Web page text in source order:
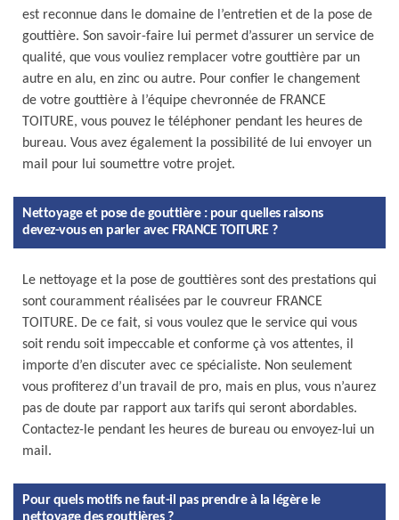
est reconnue dans le domaine de l’entretien et de la pose de
gouttière. Son savoir-faire lui permet d’assurer un service de
qualité, que vous vouliez remplacer votre gouttière par un
autre en alu, en zinc ou autre. Pour confier le changement
de votre gouttière à l’équipe chevronnée de FRANCE
TOITURE, vous pouvez le téléphoner pendant les heures de
bureau. Vous avez également la possibilité de lui envoyer un
mail pour lui soumettre votre projet.
Nettoyage et pose de gouttière : pour quelles raisons
devez-vous en parler avec FRANCE TOITURE ?
Le nettoyage et la pose de gouttières sont des prestations qui
sont couramment réalisées par le couvreur FRANCE
TOITURE. De ce fait, si vous voulez que le service qui vous
soit rendu soit impeccable et conforme çà vos attentes, il
importe d’en discuter avec ce spécialiste. Non seulement
vous profiterez d’un travail de pro, mais en plus, vous n’aurez
pas de doute par rapport aux tarifs qui seront abordables.
Contactez-le pendant les heures de bureau ou envoyez-lui un
mail.
Pour quels motifs ne faut-il pas prendre à la légère le